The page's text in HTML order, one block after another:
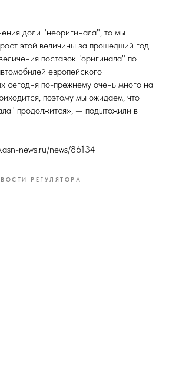
доли "неоригинала", то мы
этой величины за прошедший год.
поставок "оригинала" по
европейского
сегодня по-прежнему очень много на
поэтому мы ожидаем, что
продолжится», — подытожили в
news.ru/news/86134
РЕГУЛЯТОРА